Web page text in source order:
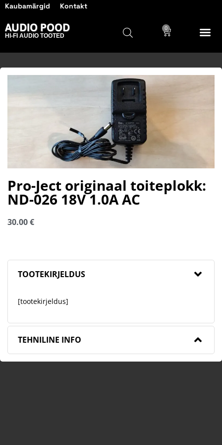
Kaubamärgid Kontakt
AUDIO POOD
HI-FI AUDIO TOOTED
0
Pro-Ject originaal toiteplokk:
ND-026 18V 1.0A AC
30.00€
TOOTEKIRJELDUS
[tootekirjeldus]
TEHNILINE INFO